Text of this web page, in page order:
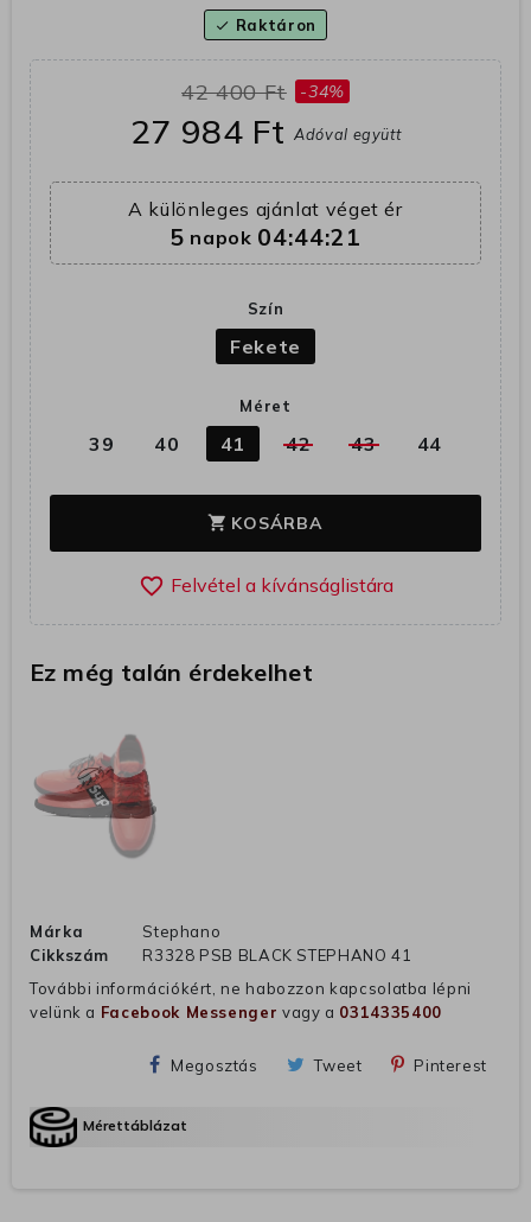
check Raktáron
42 400 Ft -34%
27 984 FtAdóval együtt
A különleges ajánlat véget ér
5 napok 04:44:20
Szín
Fekete
Méret
39 40 41 42 43 44
shopping_cart KOSÁRBA
favorite_border
Ez még talán érdekelhet
Márka
Stephano
Cikkszám
R3328 PSB BLACK STEPHANO 41
További információkért, ne habozzon kapcsolatba lépni
velünk a Facebook Messenger vagy a 0314335400
Megosztás Tweet Pinterest
Mérettáblázat